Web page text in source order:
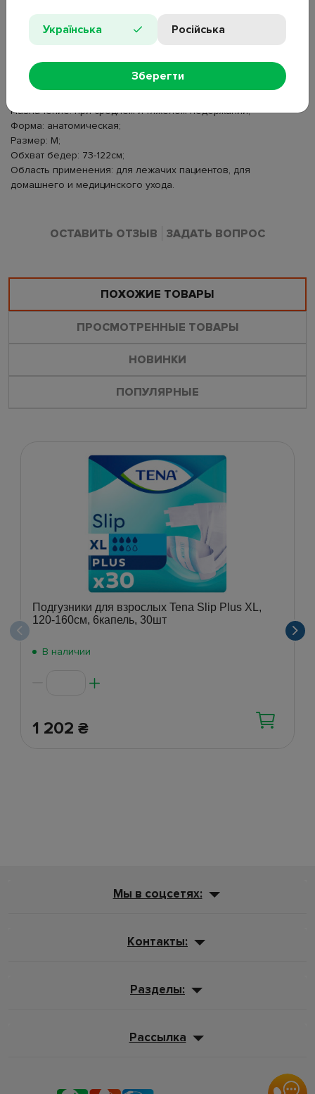
посадку. Индикатор наполнения сигнализирует о
необходимости замены. Подгузники применяются для ухода
подвижностью, а также в домашних и медицинских условиях.
Назначение: при среднем и тяжелом недержании;
Форма: анатомическая;
Размер: M;
Обхват бедер: 73-122см;
Область применения: для лежачих пациентов, для
домашнего и медицинского ухода.
ОСТАВИТЬ ОТЗЫВ ЗАДАТЬ ВОПРОС
ПОХОЖИЕ ТОВАРЫ
ПРОСМОТРЕННЫЕ ТОВАРЫ
НОВИНКИ
ПОПУЛЯРНЫЕ
Подгузники для взрослых Tena Slip Plus XL,
120-160см, 6капель, 30шт
В наличии
1 202 ₴
Українська Російська
Зберегти
Мы в соцсетях:
Контакты:
Разделы:
Рассылка